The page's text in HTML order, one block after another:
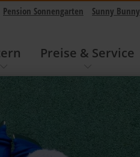
Pension Sonnengarten Sunny Bunny
Preise & Service